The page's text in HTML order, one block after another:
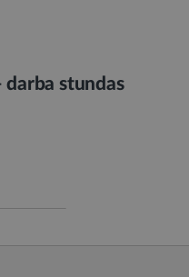
darba stundas